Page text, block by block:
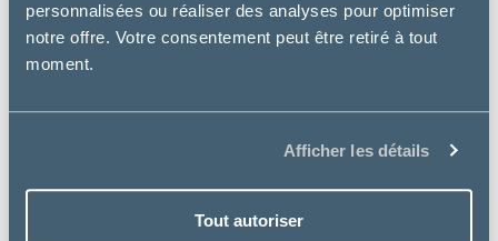
personnalisées ou réaliser des analyses pour optimiser
notre offre. Votre consentement peut être retiré à tout
moment.
Afficher les détails
Tout autoriser